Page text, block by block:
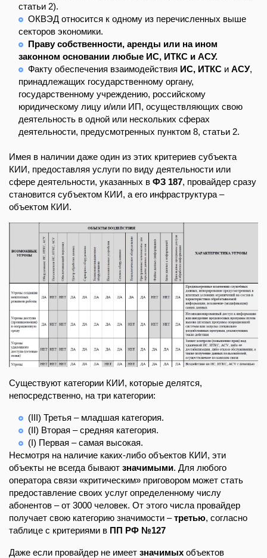
статьи 2).
ОКВЭД относится к одному из перечисленных выше
секторов экономики.
Праву собственности, аренды или на ином
законном основании любые ИС, ИТКС и АСУ.
Факту обеспечения взаимодействия ИС, ИТКС и АСУ,
принадлежащих государственному органу,
государственному учреждению, российскому
юридическому лицу и/или ИП, осуществляющих свою
деятельность в одной или нескольких сферах
деятельности, предусмотренных пунктом 8, статьи 2.
Имея в наличии даже один из этих критериев субъекта
КИИ, предоставляя услуги по виду деятельности или
сфере деятельности, указанных в ФЗ 187, провайдер сразу
становится субъектом КИИ, а его инфраструктура –
объектом КИИ.
Существуют категории КИИ, которые делятся,
непосредственно, на три категории:
(III) Третья – младшая категория.
(II) Вторая – средняя категория.
(I) Первая – самая высокая.
Несмотря на наличие каких-либо объектов КИИ, эти
объекты не всегда бывают значимыми. Для любого
оператора связи «критическим» приговором может стать
предоставление своих услуг определенному числу
абонентов – от 3000 человек. От этого числа провайдер
получает свою категорию значимости –третью, согласно
таблице с критериями в ПП РФ №127
Даже если провайдер не имеет значимых объектов